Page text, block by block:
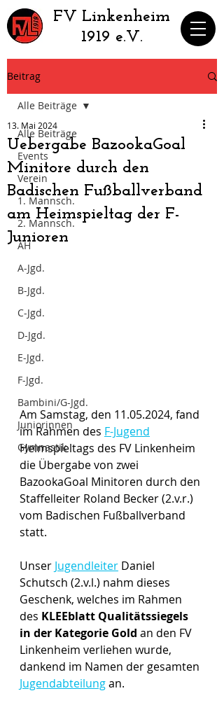
​FV Linkenheim
1919 e.V.
Beitrag
Alle Beiträge
Events
Verein
1. Mannsch.
2. Mannsch.
AH
A-Jgd.
B-Jgd.
C-Jgd.
D-Jgd.
E-Jgd.
F-Jgd.
Bambini/G-Jgd.
Juniorinnen
Gymnastik
Alle Beiträge
Uebergabe BazookaGoal
Minitore durch den
Badischen Fußballverband
am Heimspieltag der F-
Junioren
13. Mai 2024
Am Samstag, den 11.05.2024, fand
im Rahmen des F-Jugend
Heimspieltags des FV Linkenheim
die Übergabe von zwei
BazookaGoal Minitoren durch den
Staffelleiter Roland Becker (2.v.r.)
vom Badischen Fußballverband
statt.
Unser Jugendleiter Daniel
Schutsch (2.v.l.) nahm dieses
Geschenk, welches im Rahmen
des KLEEblatt Qualitätssiegels
in der Kategorie Gold an den FV
Linkenheim verliehen wurde,
dankend im Namen der gesamten
Jugendabteilung an.